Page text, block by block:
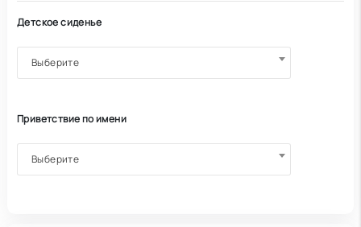
Детское сиденье
Выберите
Приветствие по имени
Выберите